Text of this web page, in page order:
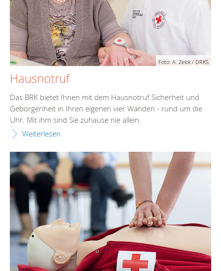
Foto: A. Zelck / DRKS
Hausnotruf
Das BRK bietet Ihnen mit dem Hausnotruf Sicherheit und
Geborgenheit in Ihren eigenen vier Wänden - rund um die
Uhr. Mit ihm sind Sie zuhause nie allein.
Weiterlesen